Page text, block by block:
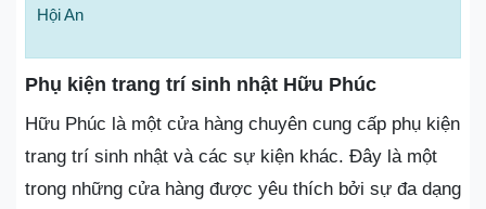
Hội An
Phụ kiện trang trí sinh nhật Hữu Phúc
Hữu Phúc là một cửa hàng chuyên cung cấp phụ kiện
trang trí sinh nhật và các sự kiện khác. Đây là một
trong những cửa hàng được yêu thích bởi sự đa dạng